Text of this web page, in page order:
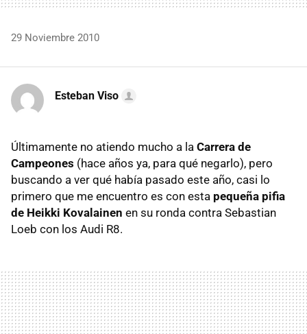
29 Noviembre 2010
Esteban Viso
Últimamente no atiendo mucho a la Carrera de
Campeones (hace años ya, para qué negarlo), pero
buscando a ver qué había pasado este año, casi lo
primero que me encuentro es con esta pequeña pifia
de Heikki Kovalainen en su ronda contra Sebastian
Loeb con los Audi R8.